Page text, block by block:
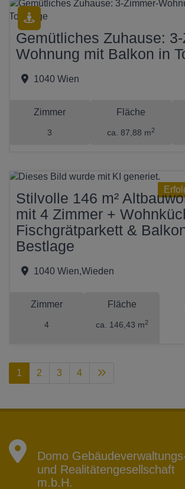
Gemütliches Zuhause:
Wohnung mit Balkon in
1040 Wien
Zimmer
3
Fläche
ca. 87,88 m2
Stilvolle 146 m²
mit 4 Zimmer +
Fischgrätparkett &
Bestlage
1040 Wien,Wieden
Zimmer
4
Fläche
ca. 146,43 m2
1 2 3 4
Domo
und Realitätengesellschaft
m.b.H.